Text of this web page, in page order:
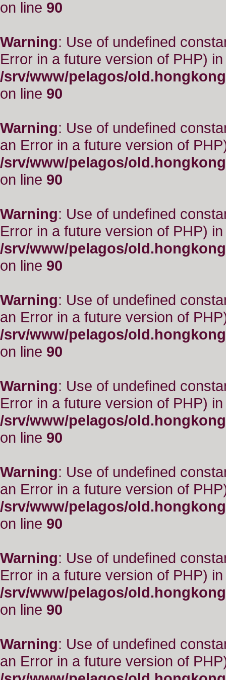
on line 90
Warning: Use of undefined
Error in a future version of PHP) in
/srv/www/pelagos/
on line 90
Warning: Use of undefined
an Error in a future version of
/srv/www/pelagos/
on line 90
Warning: Use of undefined
Error in a future version of PHP) in
/srv/www/pelagos/
on line 90
Warning: Use of undefined
an Error in a future version of
/srv/www/pelagos/
on line 90
Warning: Use of undefined
Error in a future version of PHP) in
/srv/www/pelagos/
on line 90
Warning: Use of undefined
an Error in a future version of
/srv/www/pelagos/
on line 90
Warning: Use of undefined
Error in a future version of PHP) in
/srv/www/pelagos/
on line 90
Warning: Use of undefined
an Error in a future version of